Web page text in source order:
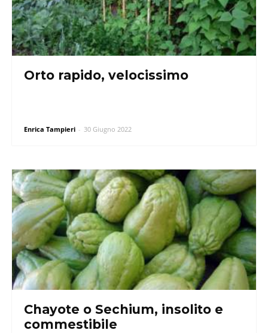
Orto rapido, velocissimo
Enrica Tampieri - 30 Giugno 2022
Chayote o Sechium, insolito e
commestibile